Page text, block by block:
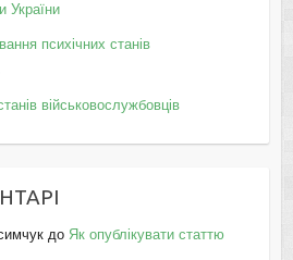
України
психічних станів
військовослужбовців
до Як опублікувати статтю